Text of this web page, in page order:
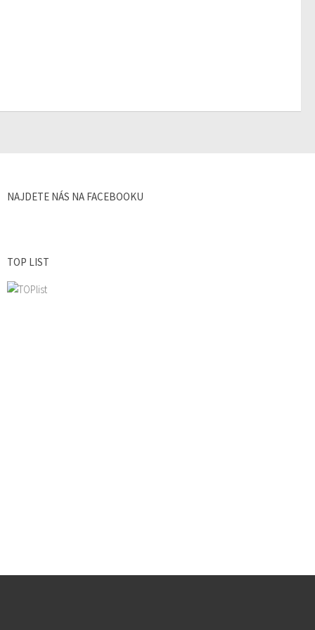
NAJDETE NÁS NA FACEBOOKU
TOP LIST